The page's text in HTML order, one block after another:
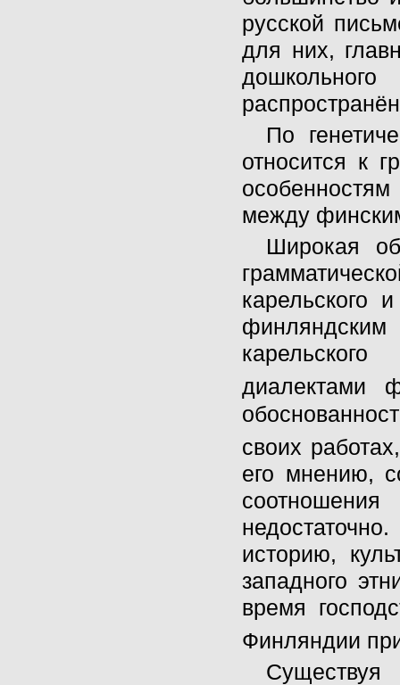
русской
для них,
По
относится к
между
Широкая
карельского
диалектами
своих
его мнению,
историю,
западного
время
Финляндии